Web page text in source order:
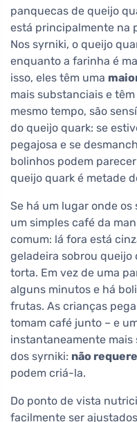
panquecas de queijo
está principalmente na
Nos syrniki, o queijo
enquanto a farinha é
isso, eles têm uma
mais substanciais e
mesmo tempo, são
do queijo quark: se
pegajosa e se
bolinhos podem
queijo quark é metade
Se há um lugar onde
um simples café da
comum: lá fora está
geladeira sobrou queijo
torta. Em vez de uma
alguns minutos e há
frutas. As crianças
tomam café junto – e
instantaneamente mais
dos syrniki: não
podem criá-la.
Do ponto de vista
facilmente ser